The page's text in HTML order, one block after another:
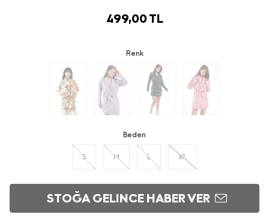
499,00 TL
Renk
Beden
S M L XL
STOĞA GELINCE HABER VER